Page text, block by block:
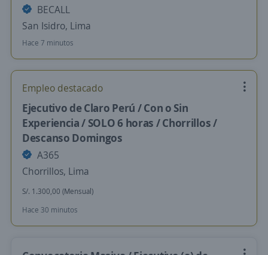
BECALL
San Isidro, Lima
Hace 7 minutos
Empleo destacado
Ejecutivo de Claro Perú / Con o Sin
Experiencia / SOLO 6 horas / Chorrillos /
Descanso Domingos
A365
Chorrillos, Lima
S/. 1.300,00 (Mensual)
Hace 30 minutos